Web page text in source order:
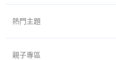
熱門主題
親子專區